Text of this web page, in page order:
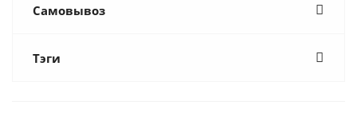
Самовывоз
Тэги